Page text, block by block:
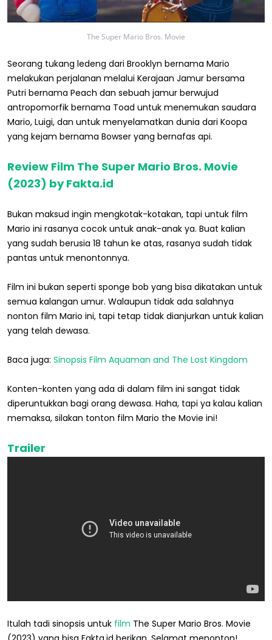
The Super Mario Bros. Movie
Seorang tukang ledeng dari Brooklyn bernama Mario
melakukan perjalanan melalui Kerajaan Jamur bersama
Putri bernama Peach dan sebuah jamur berwujud
antropomorfik bernama Toad untuk menemukan saudara
Mario, Luigi, dan untuk menyelamatkan dunia dari Koopa
yang kejam bernama Bowser yang bernafas api.
Review Film The Super Mario Bros. Movie
(2023) by Fakta.id
Bukan maksud ingin mengkotak-kotakan, tapi untuk film
Mario ini rasanya cocok untuk anak-anak ya. Buat kalian
yang sudah berusia 18 tahun ke atas, rasanya sudah tidak
pantas untuk menontonnya.
Film ini bukan seperti sponge bob yang bisa dikatakan untuk
semua kalangan umur. Walaupun tidak ada salahnya
nonton film Mario ini, tapi tetap tidak dianjurkan untuk kalian
yang telah dewasa.
Baca juga: Sinopsis Film Aquaman and The Lost Kingdom
Konten-konten yang ada di dalam film ini sangat tidak
diperuntukkan bagi orang dewasa. Haha, tapi ya kalau kalian
memaksa, silakan tonton film Mario the Movie ini!
Trailer
Itulah tadi sinopsis untuk film The Super Mario Bros. Movie